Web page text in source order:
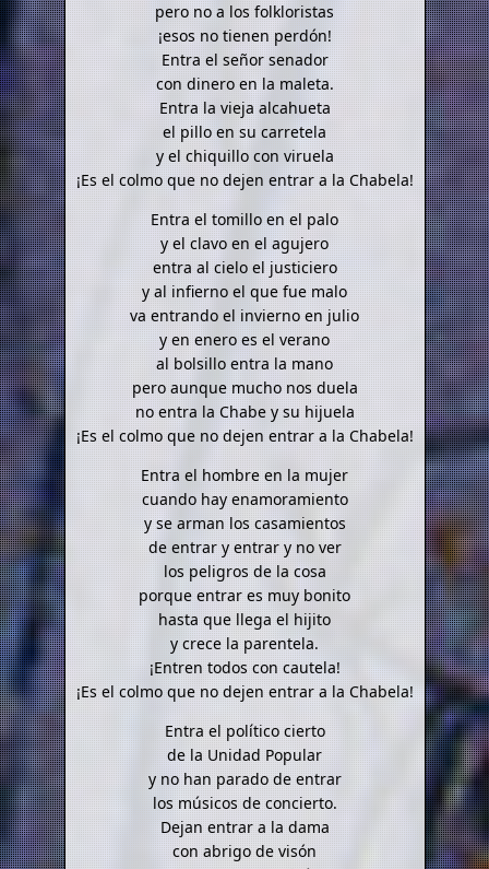
pero no a los folkloristas
¡esos no tienen perdón!
Entra el señor senador
con dinero en la maleta.
Entra la vieja alcahueta
el pillo en su carretela
y el chiquillo con viruela
¡Es el colmo que no dejen entrar a la Chabela!
Entra el tomillo en el palo
y el clavo en el agujero
entra al cielo el justiciero
y al infierno el que fue malo
va entrando el invierno en julio
y en enero es el verano
al bolsillo entra la mano
pero aunque mucho nos duela
no entra la Chabe y su hijuela
¡Es el colmo que no dejen entrar a la Chabela!
Entra el hombre en la mujer
cuando hay enamoramiento
y se arman los casamientos
de entrar y entrar y no ver
los peligros de la cosa
porque entrar es muy bonito
hasta que llega el hijito
y crece la parentela.
¡Entren todos con cautela!
¡Es el colmo que no dejen entrar a la Chabela!
Entra el político cierto
de la Unidad Popular
y no han parado de entrar
los músicos de concierto.
Dejan entrar a la dama
con abrigo de visón